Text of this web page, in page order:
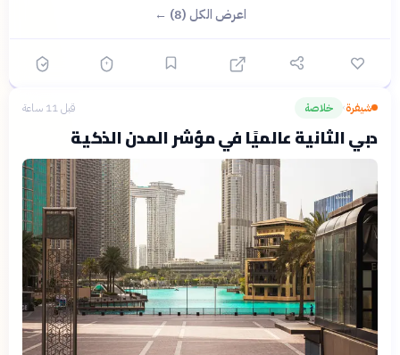
اعرض الكل (8) ←
شيفرة› خلاصة قبل 11 ساعة
دبي الثانية عالميًا في مؤشر المدن الذكية